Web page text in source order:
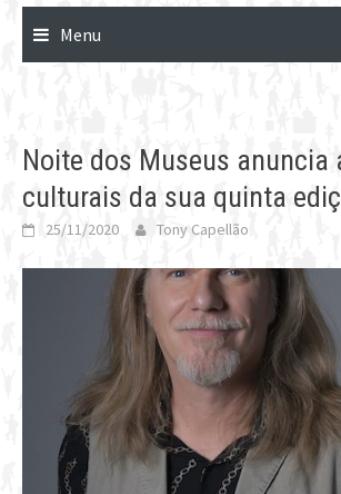
Menu
Noite dos Museus anuncia
culturais da sua quinta
25/11/2020 Tony Capellão